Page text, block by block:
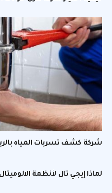
شركة كشف تسربات المياه
لماذا إيجي تال لأنظمة